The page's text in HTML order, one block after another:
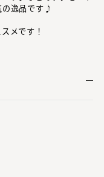
の逸品です♪
メです！